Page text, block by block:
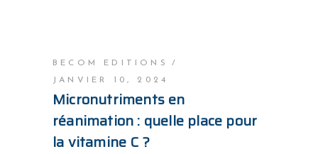
BECOM EDITIONS
JANVIER 10, 2024
Micronutriments en
réanimation : quelle place pour
la vitamine C ?